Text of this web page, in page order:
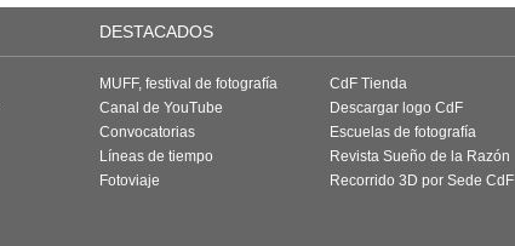
DESTACADOS
MUFF, festival de fotografía
Canal de YouTube
Convocatorias
Líneas de tiempo
Fotoviaje
CdF Tienda
Descargar logo CdF
Escuelas de fotografía
Revista Sueño de la Razón
Recorrido 3D por Sede CdF